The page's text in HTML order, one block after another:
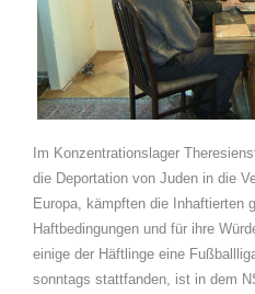
Im Konzentrationslager
die Deportation von Juden in die
Europa, kämpften die Inhaftierten
Haftbedingungen und für ihre
einige der Häftlinge eine
sonntags stattfanden, ist in dem